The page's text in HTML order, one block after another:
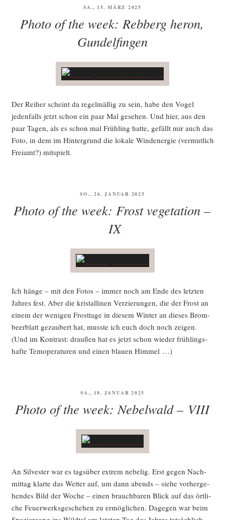
VERÖFFENTLICHT
SA., 15. MÄRZ 2025
Photo of the week: Rebberg heron,
Gundelfingen
Der Rei­her scheint da regel­mä­ßig zu sein, habe den Vogel
jeden­falls jetzt schon ein paar Mal gese­hen. Und hier, aus den
paar Tagen, als es schon mal Früh­ling hat­te, gefällt mir auch das
Foto, in dem im Hin­ter­grund die loka­le Wind­ener­gie (ver­mut­lich
Frei­amt?) mitspielt.
VERÖFFENTLICHT
SO., 26. JANUAR 2025
Photo of the week: Frost vegetation –
IX
Ich hän­ge – mit den Fotos – immer noch am Ende des letz­ten
Jah­res fest. Aber die kris­tal­li­nen Ver­zie­run­gen, die der Frost an
einem der weni­gen Frost­ta­ge in die­sem Win­ter an die­ses Brom­
beer­blatt gezau­bert hat, muss­te ich euch doch noch zei­gen.
(Und im Kon­trast: drau­ßen hat es jetzt schon wie­der früh­lings­
haf­te Tem­ope­ra­tu­ren und einen blau­en Himmel …)
VERÖFFENTLICHT
SA., 18. JANUAR 2025
Photo of the week: Nebelwald – VIII
An Sil­ves­ter war es tags­über extrem nebe­lig. Erst gegen Nach­
mit­tag klar­te das Wet­ter auf, um dann abends – sie­he vor­her­ge­
hen­des Bild der Woche – einen brauch­ba­ren Blick auf das ört­li­
che Feu­er­werks­ge­sche­hen zu ermög­li­chen. Dage­gen war beim